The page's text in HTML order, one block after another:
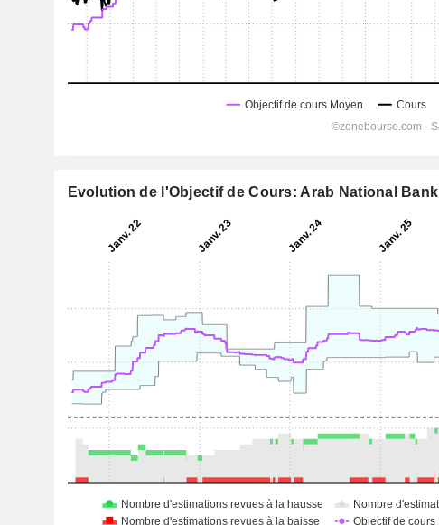
Evolution de l'Objectif de Cours: Arab National Bank